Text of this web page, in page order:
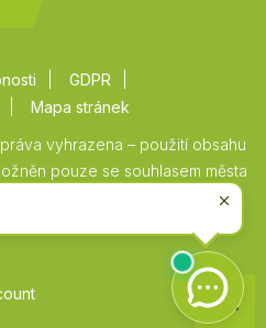
GDPR
Mapa stránek
vyhrazena – použití obsahu
pouze se souhlasem města
Zpět
na